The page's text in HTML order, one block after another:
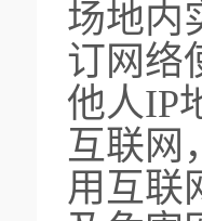
场地内
订网络
他人IP
互联网
用互联